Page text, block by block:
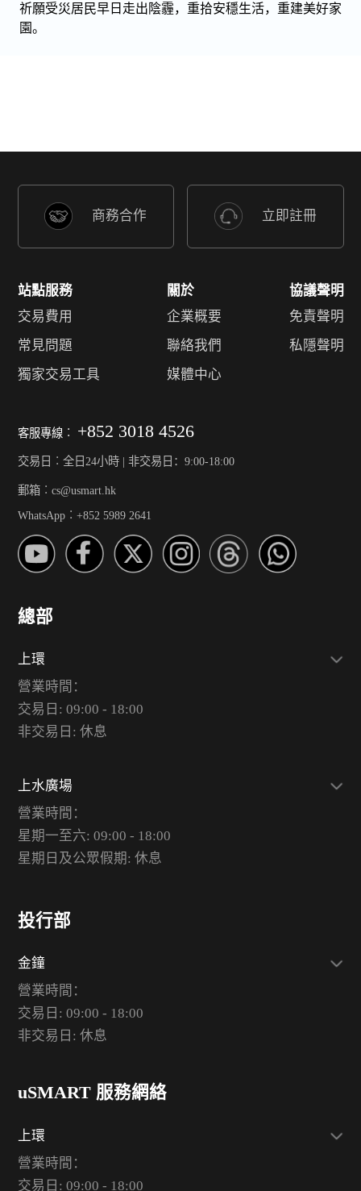
祈願受災居民早日走出陰霾，重拾安穩生活，重建美好家
園。
商務合作 立即註冊
站點服務
交易費用
常見問題
獨家交易工具
關於
企業概要
聯絡我們
媒體中心
協議聲明
免責聲明
私隱聲明
客服專線︰ +852 3018 4526
交易日︰全日24小時 | 非交易日：9:00-18:00
郵箱︰cs@usmart.hk
WhatsApp︰+852 5989 2641
總部
上環
營業時間：
交易日: 09:00 - 18:00
非交易日: 休息
上水廣場
營業時間：
星期一至六: 09:00 - 18:00
星期日及公眾假期: 休息
投行部
金鐘
營業時間：
交易日: 09:00 - 18:00
非交易日: 休息
uSMART 服務網絡
上環
營業時間：
交易日: 09:00 - 18:00